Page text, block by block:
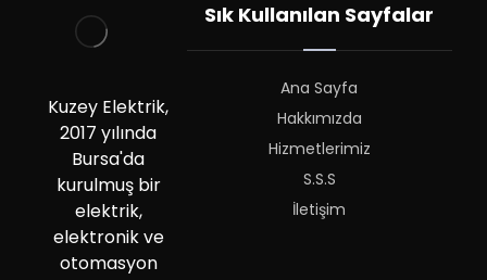
Kuzey Elektrik,
2017 yılında
Bursa'da
kurulmuş bir
elektrik,
elektronik ve
otomasyon
Sık Kullanılan Sayfalar
Ana Sayfa
Hakkımızda
Hizmetlerimiz
S.S.S
İletişim